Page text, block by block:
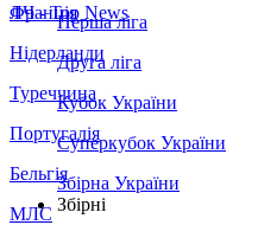
Франція
Нідерланди
Туреччина
Португалія
Бельгія
МЛС
ЛЧ - Top News
Перша ліга
Друга ліга
Кубок України
Суперкубок України
Збірна України
Збірні